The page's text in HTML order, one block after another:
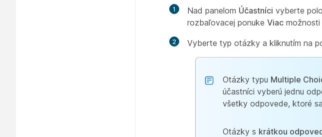
1 Nad panelom Účastníci vyberte
rozbaľovacej ponuke Viac
2 Vyberte typ otázky a kliknutím na
Otázky typu Multiple
účastníci vyberú jednu
všetky odpovede, ktoré
Otázky s krátkou